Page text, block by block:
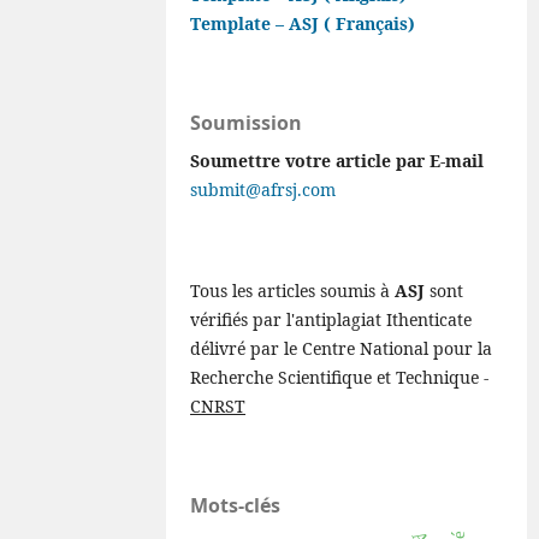
Template – ASJ ( Français)
Soumission
Soumettre votre article par E-mail
submit@afrsj.com
Tous les articles soumis à ASJ sont
vérifiés par l'antiplagiat Ithenticate
délivré par le Centre National pour la
Recherche Scientifique et Technique -
CNRST
Mots-clés